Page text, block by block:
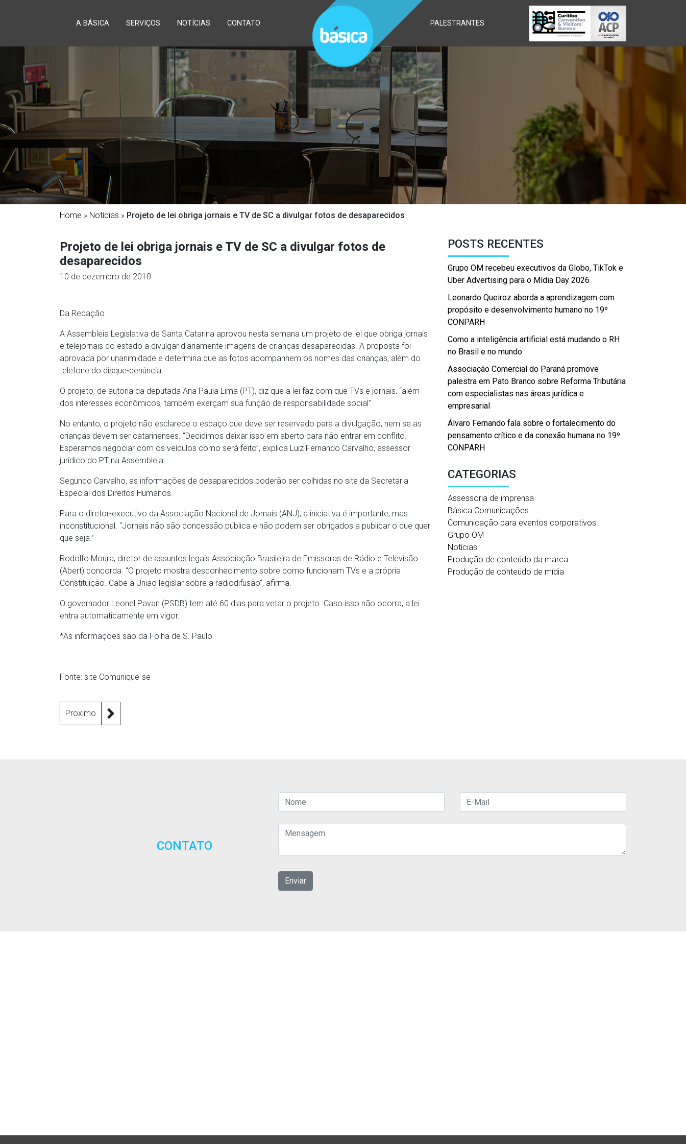
A BÁSICA SERVIÇOS NOTÍCIAS CONTATO PALESTRANTES
Home » Notícias » Projeto de lei obriga jornais e TV de SC a divulgar fotos de desaparecidos
Projeto de lei obriga jornais e TV de SC a divulgar fotos de
desaparecidos
10 de dezembro de 2010
Da Redação
A Assembleia Legislativa de Santa Catarina aprovou nesta semana um projeto de lei que obriga jornais
e telejornais do estado a divulgar diariamente imagens de crianças desaparecidas. A proposta foi
aprovada por unanimidade e determina que as fotos acompanhem os nomes das crianças, além do
telefone do disque-denúncia.
O projeto, de autoria da deputada Ana Paula Lima (PT), diz que a lei faz com que TVs e jornais, “além
dos interesses econômicos, também exerçam sua função de responsabilidade social”.
No entanto, o projeto não esclarece o espaço que deve ser reservado para a divulgação, nem se as
crianças devem ser catarinenses. “Decidimos deixar isso em aberto para não entrar em conflito.
Esperamos negociar com os veículos como será feito”, explica Luiz Fernando Carvalho, assessor
jurídico do PT na Assembleia.
Segundo Carvalho, as informações de desaparecidos poderão ser colhidas no site da Secretaria
Especial dos Direitos Humanos.
Para o diretor-executivo da Associação Nacional de Jornais (ANJ), a iniciativa é importante, mas
inconstitucional. “Jornais não são concessão pública e não podem ser obrigados a publicar o que quer
que seja.”
Rodolfo Moura, diretor de assuntos legais Associação Brasileira de Emissoras de Rádio e Televisão
(Abert) concorda. “O projeto mostra desconhecimento sobre como funcionam TVs e a própria
Constituição. Cabe à União legislar sobre a radiodifusão”, afirma.
O governador Leonel Pavan (PSDB) tem até 60 dias para vetar o projeto. Caso isso não ocorra, a lei
entra automaticamente em vigor.
*As informações são da Folha de S. Paulo.
Fonte: site Comunique-se
Proximo
POSTS RECENTES
Grupo OM recebeu executivos da Globo, TikTok e
Uber Advertising para o Mídia Day 2026
Leonardo Queiroz aborda a aprendizagem com
propósito e desenvolvimento humano no 19º
CONPARH
Como a inteligência artificial está mudando o RH
no Brasil e no mundo
Associação Comercial do Paraná promove
palestra em Pato Branco sobre Reforma Tributária
com especialistas nas áreas jurídica e
empresarial
Álvaro Fernando fala sobre o fortalecimento do
pensamento crítico e da conexão humana no 19º
CONPARH
CATEGORIAS
Assessoria de imprensa
Básica Comunicações
Comunicação para eventos corporativos
Grupo OM
Notícias
Produção de conteúdo da marca
Produção de conteúdo de mídia
CONTATO